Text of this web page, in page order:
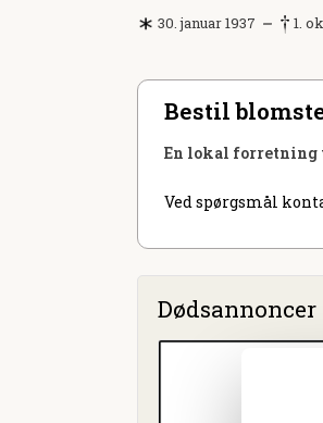
30. januar 1937 1.
Bestil
En lokal forretning
Ved spørgsmål
Dødsannoncer